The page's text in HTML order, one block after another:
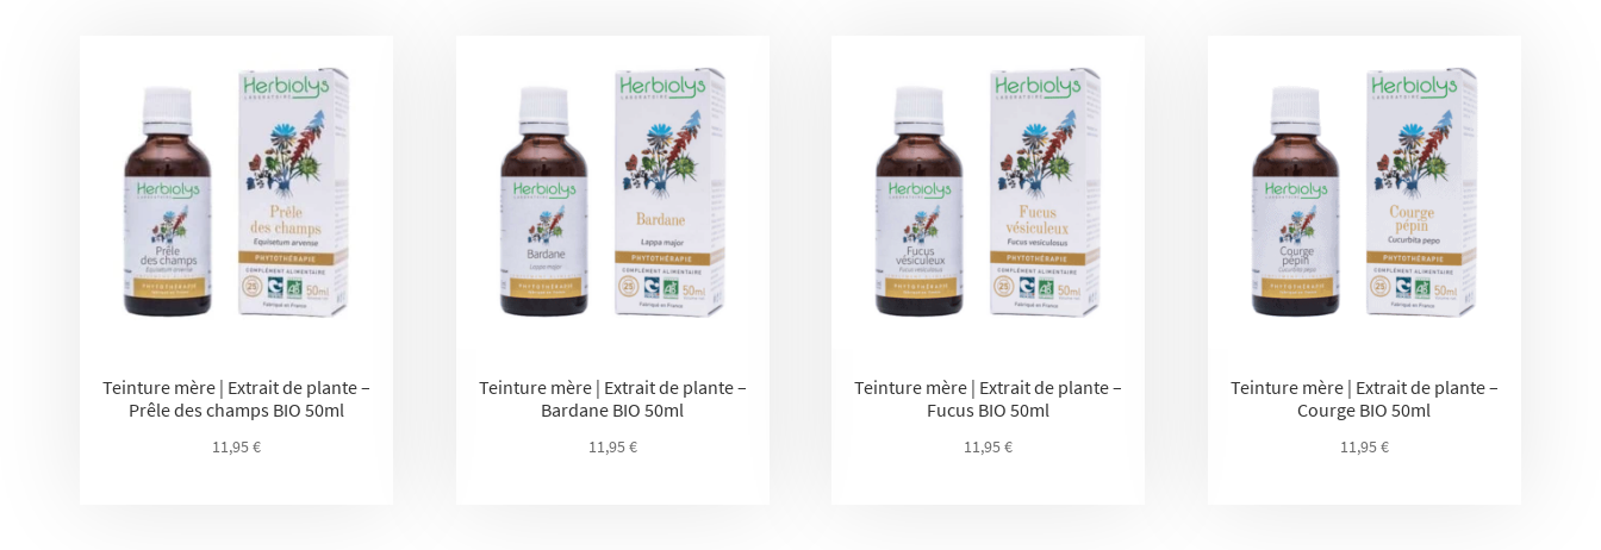
Teinture mère | Extrait de plante –
Prêle des champs BIO 50ml
11,95€
Teinture mère | Extrait de plante –
Bardane BIO 50ml
11,95€
Teinture mère | Extrait de plante –
Fucus BIO 50ml
11,95€
Teinture mère | Extrait de plante –
Courge BIO 50ml
11,95€